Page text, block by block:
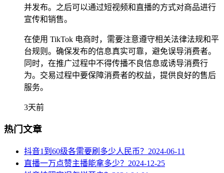
并发布。之后可以通过短视频和直播的方式对商品进行
宣传和销售。
在使用 TikTok 电商时，需要注意遵守相关法律法规和平
台规则。确保发布的信息真实可靠，避免误导消费者。
同时，在推广过程中不得传播不良信息或诱导消费行
为。交易过程中要保障消费者的权益，提供良好的售后
服务。
3天前
热门文章
抖音1到60级各需要刷多少人民币？ 2024-06-11
直播一万点赞主播能拿多少？ 2024-12-25